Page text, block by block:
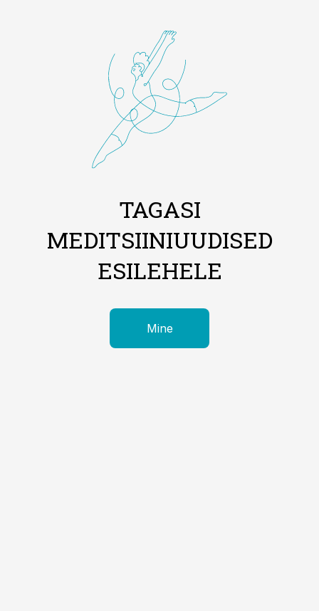
TAGASI
MEDITSIINIUUDISED
ESILEHELE
Mine